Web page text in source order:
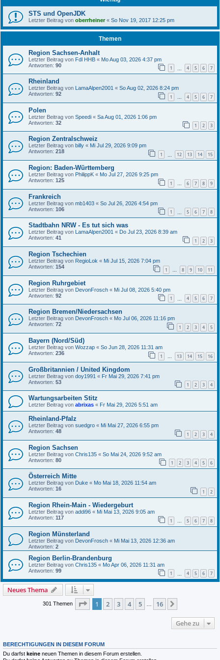
STS und OpenJDK
Letzter Beitrag von oberrheiner« So Nov 19, 2017 12:25 pm
Themen
Region Sachsen-Anhalt
Letzter Beitrag von Fdl HHB « Mo Aug 03, 2026 4:37 pm
Antworten: 90 1 4 5 6 7
Rheinland
Letzter Beitrag von LamaAlpen2001 « So Aug 02, 2026 8:24 pm
Antworten: 92 1 … 4 5 6 7
Polen
Letzter Beitrag von Speedi « Sa Aug 01, 2026 1:06 pm
Antworten: 32 1 2 3
Region Zentralschweiz
Letzter Beitrag von billy « Mi Jul 29, 2026 9:09 pm
Antworten: 218 1 12 13 14 15
Region: Baden-Württemberg
Letzter Beitrag von PhilippK « Mo Jul 27, 2026 9:25 pm
Antworten: 125 1 … 6 7 8 9
Frankreich
Letzter Beitrag von mb1403 « So Jul 26, 2026 4:54 pm
Antworten: 106 1 5 6 7 8
Stadtbahn NRW - Es tut sich was
Letzter Beitrag von LamaAlpen2001 « Do Jul 23, 2026 8:39 am
Antworten: 41 1 2 3
Region Tschechien
Letzter Beitrag von RegioLok « Mi Jul 15, 2026 7:04 pm
Antworten: 154 1 … 8 9 10 11
Region Ruhrgebiet
Letzter Beitrag von DevonFrosch « Mi Jul 08, 2026 5:40 pm
Antworten: 92 1 4 5 6 7
Region Bremen/Niedersachsen
Letzter Beitrag von DevonFrosch « Mo Jul 06, 2026 11:16 pm
Antworten: 72 1 2 3 4 5
Bayern (Nord/Süd)
Letzter Beitrag von Wozzap « So Jun 28, 2026 11:31 am
Antworten: 236 1 … 13 14 15 16
Großbritannien / United Kingdom
Letzter Beitrag von doy1991 « Fr Mai 29, 2026 7:41 pm
Antworten: 53 1 2 3 4
Wartungsarbeiten Stitz
Letzter Beitrag von abrixas « Fr Mai 29, 2026 5:51 am
Rheinland-Pfalz
Letzter Beitrag von suedgro « Mi Mai 27, 2026 6:55 pm
Antworten: 48 1 2 3 4
Region Sachsen
Letzter Beitrag von Chris135 « So Mai 24, 2026 9:52 am
Antworten: 80 1 2 3 4 5 6
Österreich Mitte
Letzter Beitrag von Duke « Mo Mai 18, 2026 11:54 am
Antworten: 16 1 2
Region Rhein-Main - Wiedergeburt
Letzter Beitrag von addi96 « Mi Mai 13, 2026 9:05 am
Antworten: 117 1 … 5 6 7 8
Region Münsterland
Letzter Beitrag von DevonFrosch « Mi Mai 13, 2026 12:36 am
Antworten: 2
Region Berlin-Brandenburg
Letzter Beitrag von Chris135 « Mo Apr 06, 2026 11:31 am
Antworten: 99 1 4 5 6 7
Neues Thema
301 Themen Seite 1von 16
1 2 3 4 5 16
Gehe zu
BERECHTIGUNGEN IN DIESEM FORUM
Du darfst keine neuen Themen in diesem Forum erstellen.